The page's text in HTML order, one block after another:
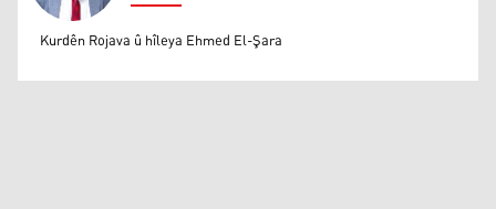
Mihemed Eli Destmalî
Kurdên Rojava û hîleya Ehmed El-Şara